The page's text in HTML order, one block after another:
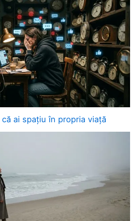
ai spațiu în propria viață